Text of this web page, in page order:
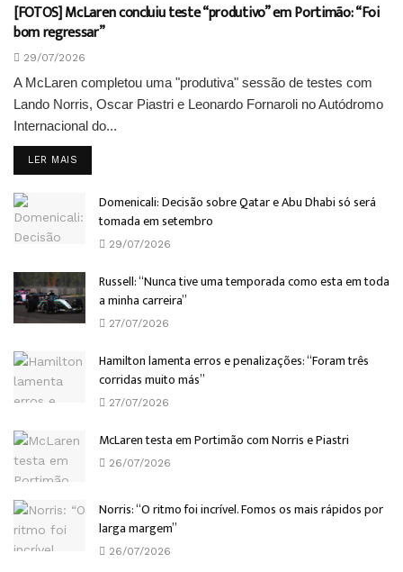
[FOTOS] McLaren concluiu teste “produtivo” em Portimão: “Foi
bom regressar”
29/07/2026
A McLaren completou uma "produtiva" sessão de testes com
Lando Norris, Oscar Piastri e Leonardo Fornaroli no Autódromo
Internacional do...
LER MAIS
Domenicali: Decisão sobre Qatar e Abu Dhabi só será
tomada em setembro
29/07/2026
Russell: “Nunca tive uma temporada como esta em toda
a minha carreira”
27/07/2026
Hamilton lamenta erros e penalizações: “Foram três
corridas muito más”
27/07/2026
McLaren testa em Portimão com Norris e Piastri
26/07/2026
Norris: “O ritmo foi incrível. Fomos os mais rápidos por
larga margem”
26/07/2026